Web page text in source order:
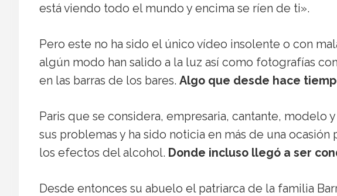
está viendo todo el mundo y encima se ríen de ti».
Pero este no ha sido el único vídeo insolente o con
algún modo han salido a la luz así como fotografías
en las barras de los bares. Algo que desde hace
Paris que se considera, empresaria, cantante, modelo
sus problemas y ha sido noticia en más de una
los efectos del alcohol. Donde incluso llegó a ser
Desde entonces su abuelo el patriarca de la familia